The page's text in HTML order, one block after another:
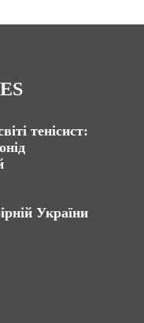
тенісист:
України